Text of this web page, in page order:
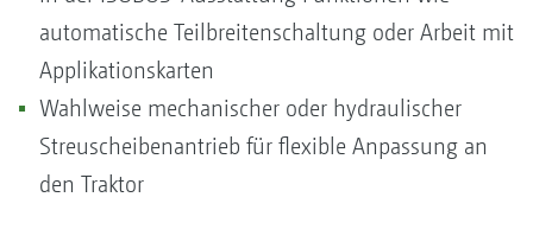
automatische Teilbreitenschaltung oder Arbeit mit
Applikationskarten
Wahlweise mechanischer oder hydraulischer
Streuscheibenantrieb für flexible Anpassung an
den Traktor